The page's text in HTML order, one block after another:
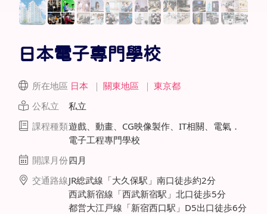
日本電子專門學校
所在地區 日本 ｜ 關東地區 ｜ 東京都
公私立
私立
課程種類遊戲、動畫、CG映像製作、IT相關、電氣．
電子工程專門學校
開課月份四月
交通路線JR総武線「大久保駅」南口徒歩約2分
西武新宿線「西武新宿駅」北口徒歩5分
都営大江戸線「新宿西口駅」D5出口徒歩6分